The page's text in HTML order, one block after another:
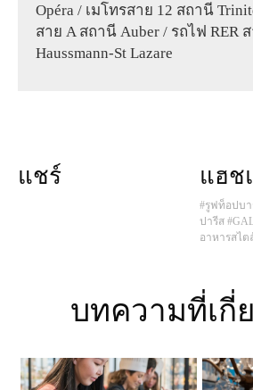
Opéra / เมโทรสาย 12 สถานี
สาย A สถานี Auber / รถไฟ RER
Haussmann-St Lazare
แชร์ แฮช
#รูฟท็อปบ
ปารีส
อาหารสไต
บทความที่เกี่